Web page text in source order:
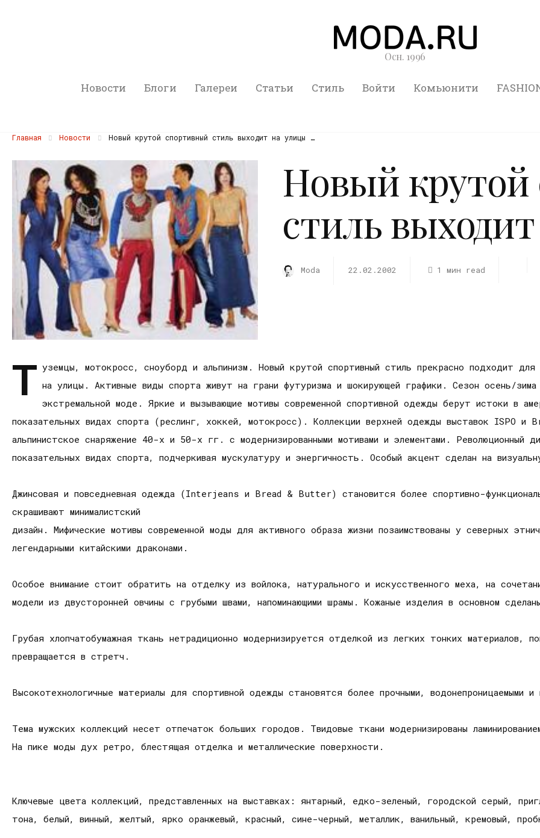
Осн. 1996
Новости Блоги Галереи Статьи Стиль Войти Комьюнити
Главная Новости Новый крутой спортивный стиль выходит на улицы …
Новый
стиль
Moda 22.02.2002 1 мин read
Т уземцы, мотокросс, сноуборд и альпинизм. Новый крутой спортивный стиль прекрасно подходит
на улицы. Активные виды спорта живут на грани футуризма и шокирующей графики. Сезон осень/зима
экстремальной моде. Яркие и вызывающие мотивы современной спортивной одежды берут истоки в
показательных видах спорта (реслинг, хоккей, мотокросс). Коллекции верхней одежды выставок ISPO
альпинистское снаряжение 40-х и 50-х гг. с модернизированными мотивами и элементами. Революционный
показательных видах спорта, подчеркивая мускулатуру и энергичность. Особый акцент сделан на
Джинсовая и повседневная одежда (Interjeans и Bread & Butter) становится более спортивно-
скрашивают минималистский
дизайн. Мифические мотивы современной моды для активного образа жизни позаимствованы у северных
легендарными китайскими драконами.
Особое внимание стоит обратить на отделку из войлока, натурального и искусственного меха, на
модели из двусторонней овчины с грубыми швами, напоминающими шрамы. Кожаные изделия в основном
Грубая хлопчатобумажная ткань нетрадиционно модернизируется отделкой из легких тонких материалов,
превращается в стретч.
Высокотехнологичные материалы для спортивной одежды становятся более прочными, водонепроницаемыми и
Тема мужских коллекций несет отпечаток больших городов. Твидовые ткани модернизированы
На пике моды дух ретро, блестящая отделка и металлические поверхности.
Ключевые цвета коллекций, представленных на выставках: янтарный, едко-зеленый, городской серый,
тона, белый, винный, желтый, ярко оранжевый, красный, сине-черный, металлик, ванильный, кремовый,